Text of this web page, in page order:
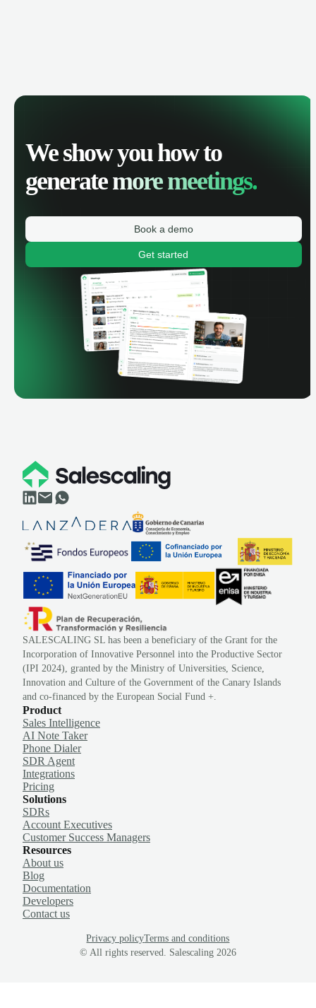
We show you how to
generatemore meetings.
Book a demo
Get started
SALESCALING SL has been a beneficiary of the Grant for the
Incorporation of Innovative Personnel into the Productive Sector
(IPI 2024), granted by the Ministry of Universities, Science,
Innovation and Culture of the Government of the Canary Islands
and co-financed by the European Social Fund +.
Product
Sales Intelligence
AI Note Taker
Phone Dialer
SDR Agent
Integrations
Pricing
Solutions
SDRs
Account Executives
Customer Success Managers
Resources
About us
Blog
Documentation
Developers
Contact us
© All rights reserved. Salescaling 2026
Privacy policyTerms and conditions